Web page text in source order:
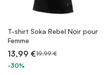
T-shirt Soka Rebel Noir pour
Femme
13,99 €19,99 €
-30%